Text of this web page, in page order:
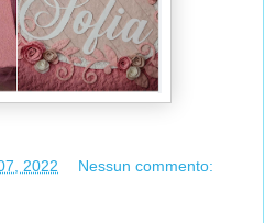
2022 Nessun commento: